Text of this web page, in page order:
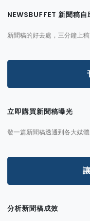
NEWSBUFFET 新聞稿自
新聞稿的好去處，三分鐘上
立即購買新聞稿曝光
發一篇新聞稿透通到各大媒
分析新聞稿成效